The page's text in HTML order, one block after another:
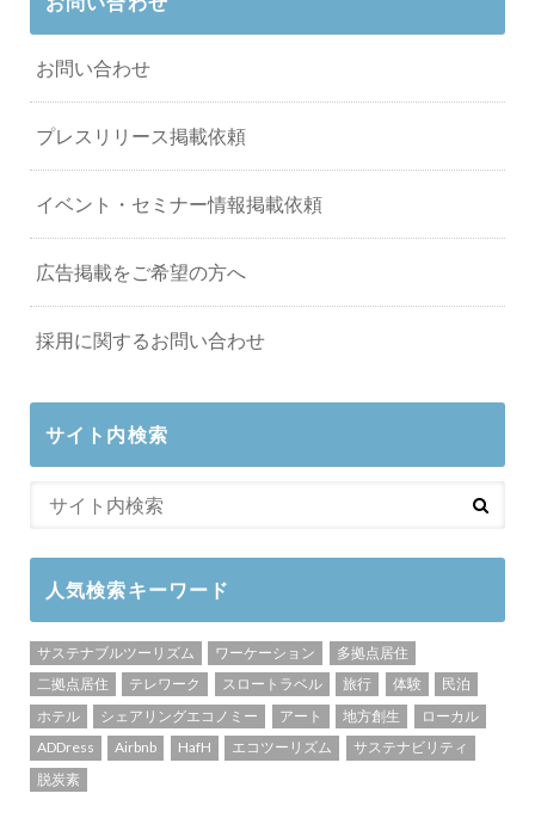
お問い合わせ
プレスリリース掲載依頼
イベント・セミナー情報掲載依頼
広告掲載をご希望の方へ
採用に関するお問い合わせ
サイト内検索
人気検索キーワード
サステナブルツーリズム ワーケーション
多拠点居住
二拠点居住
テレワーク スロートラベル 旅行 体験
民泊
ホテル
シェアリングエコノミー アート 地方創生
ローカル
ADDress
Airbnb HafH エコツーリズム
サステナビリティ
脱炭素